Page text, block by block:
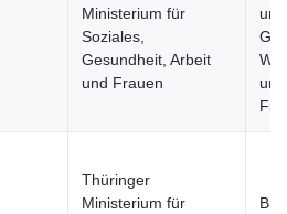
Ministerium für
Soziales,
Gesundheit, Arbeit
und Frauen
und
und
Thüringer
Ministerium für